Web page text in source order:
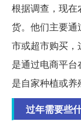
根据调查，现
货。他们主要
市或超市购买
是通过电商平
是自家种植或养
过年需要些